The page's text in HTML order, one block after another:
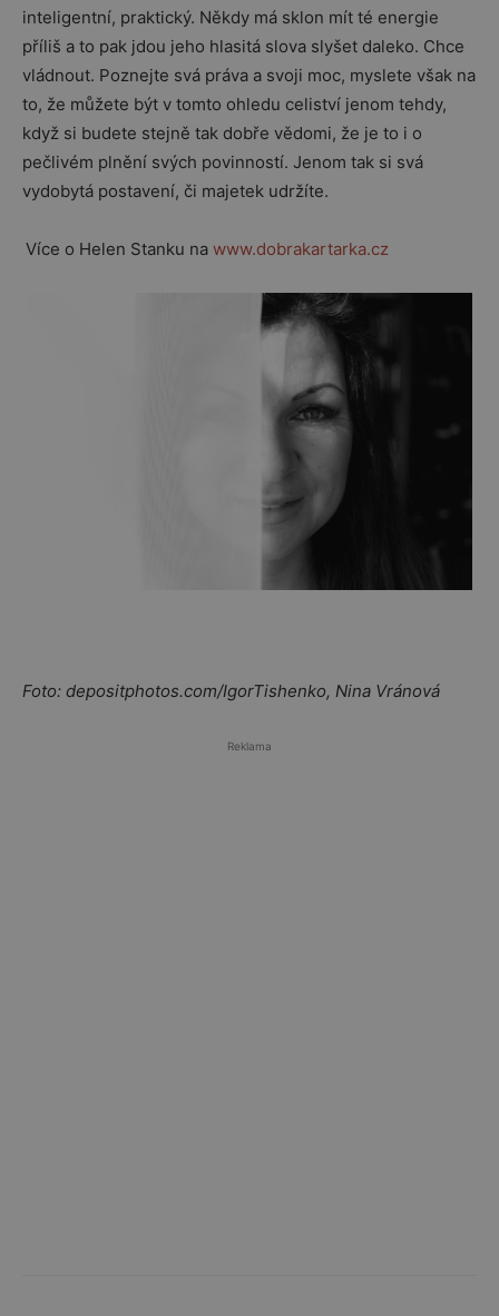
inteligentní, praktický. Někdy má sklon mít té energie
příliš a to pak jdou jeho hlasitá slova slyšet daleko. Chce
vládnout. Poznejte svá práva a svoji moc, myslete však na
to, že můžete být v tomto ohledu celiství jenom tehdy,
když si budete stejně tak dobře vědomi, že je to i o
pečlivém plnění svých povinností. Jenom tak si svá
vydobytá postavení, či majetek udržíte.
Více o Helen Stanku na www.dobrakartarka.cz
Foto: depositphotos.com/IgorTishenko, Nina Vránová
Reklama